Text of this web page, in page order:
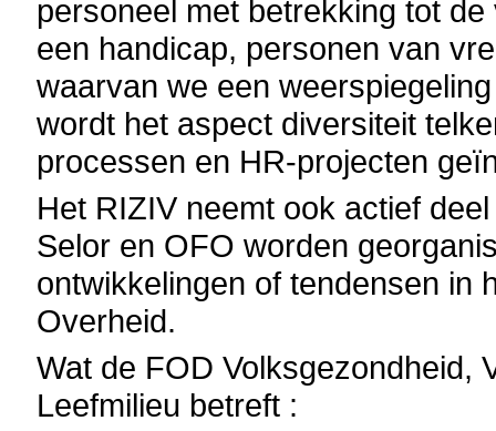
personeel met betrekking tot
een handicap, personen van
waarvan we een
wordt het aspect diversiteit
processen en HR-projecten
Het RIZIV neemt ook actief
Selor en OFO worden
ontwikkelingen of tendensen in
Overheid.
Wat de FODVolksgezondheid,
Leefmilieu betreft :